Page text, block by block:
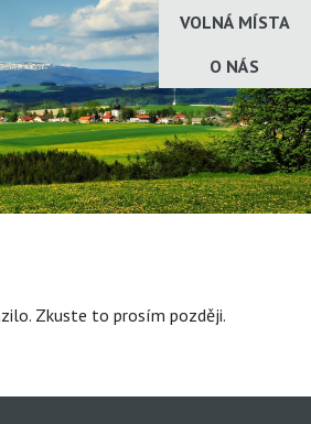
VOLNÁ MÍSTA
O NÁS
Zkuste to prosím později.